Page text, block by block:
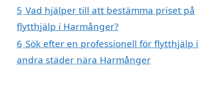
5 Vad hjälper till att bestämma priset på
flytthjälp i Harmånger?
6 Sök efter en professionell för flytthjälp i
andra städer nära Harmånger